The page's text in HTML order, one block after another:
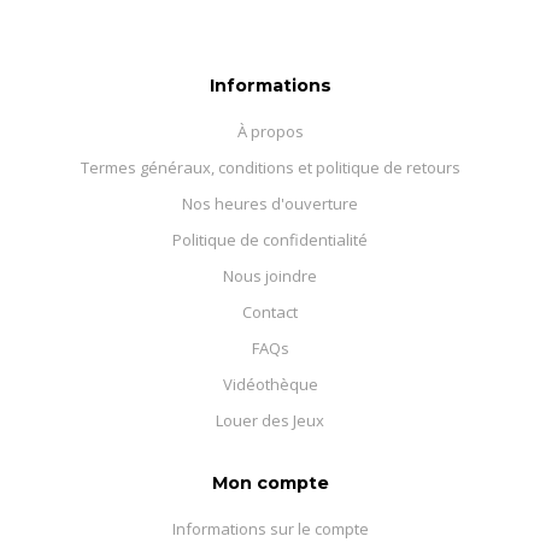
Informations
À propos
Termes généraux, conditions et politique de retours
Nos heures d'ouverture
Politique de confidentialité
Nous joindre
Contact
FAQs
Vidéothèque
Louer des Jeux
Mon compte
Informations sur le compte